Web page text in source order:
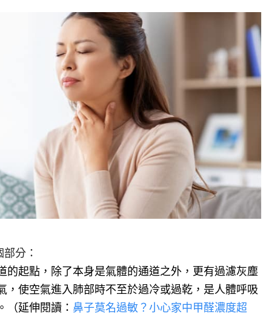
分：
的起點，除了本身是氣體的通道之外，更有過濾灰塵
，使空氣進入肺部時不至於過冷或過乾，是人體呼吸
（延伸閱讀： 鼻子莫名過敏？小心家中甲醛濃度超